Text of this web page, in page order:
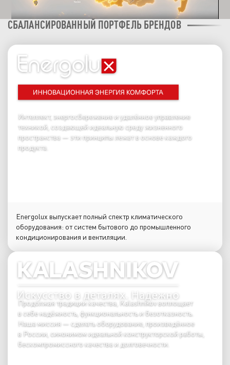
СБАЛАНСИРОВАННЫЙ ПОРТФЕЛЬ БРЕНДОВ
Интеллект, энергосбережение и удалённое управление
техникой, создающей идеальную среду жизненного
пространства — эти принципы лежат в основе каждого
продукта.
Energolux выпускает полный спектр климатического
оборудования: от систем бытового до промышленного
кондиционирования и вентиляции.
Продолжая традиции качества, Kalashnikov воплощает
в себе надёжность, функциональность и безотказность.
Наша миссия — сделать оборудование, произведённое
в России, синонимом идеальной конструкторской работы,
бескомпромиссного качества и долговечности.